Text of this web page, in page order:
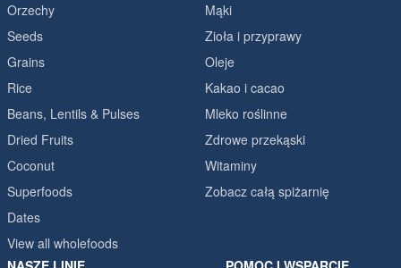
Orzechy
Seeds
Grains
Rice
Beans, Lentils & Pulses
Dried Fruits
Coconut
Superfoods
Dates
View all wholefoods
Mąki
Zioła i przyprawy
Oleje
Kakao i cacao
Mleko roślinne
Zdrowe przekąski
Witaminy
Zobacz całą spiżarnię